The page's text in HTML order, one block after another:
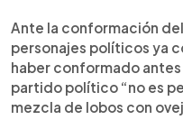
Ante la conformación
personajes políticos ya
haber conformado
partido político “no es
mezcla de lobos con